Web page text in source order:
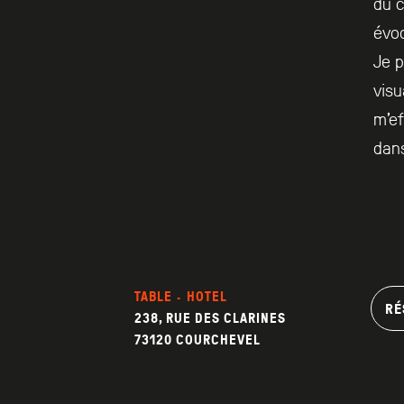
Je
TABLE · HOTEL
238, RUE DES CLARINES
73120 COURCHEVEL